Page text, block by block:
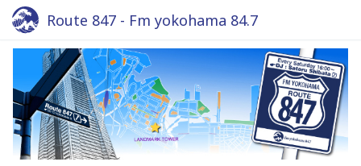
Route 847 - Fm yokohama 84.7